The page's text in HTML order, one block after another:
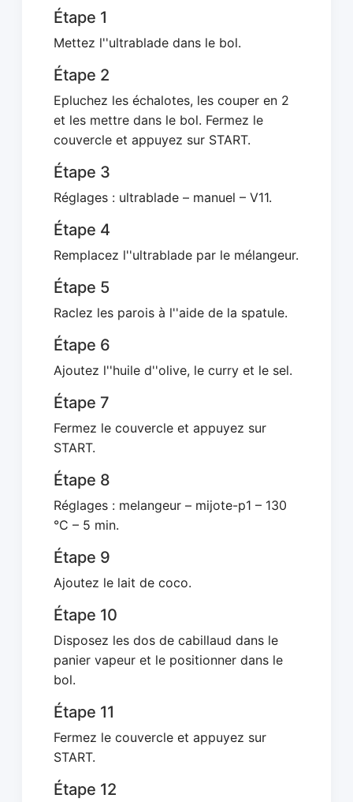
Étape 1
Mettez l''ultrablade dans le bol.
Étape 2
Epluchez les échalotes, les couper en 2
et les mettre dans le bol. Fermez le
couvercle et appuyez sur START.
Étape 3
Réglages : ultrablade – manuel – V11.
Étape 4
Remplacez l''ultrablade par le mélangeur.
Étape 5
Raclez les parois à l''aide de la spatule.
Étape 6
Ajoutez l''huile d''olive, le curry et le sel.
Étape 7
Fermez le couvercle et appuyez sur
START.
Étape 8
Réglages : melangeur – mijote-p1 – 130
°C – 5 min.
Étape 9
Ajoutez le lait de coco.
Étape 10
Disposez les dos de cabillaud dans le
panier vapeur et le positionner dans le
bol.
Étape 11
Fermez le couvercle et appuyez sur
START.
Étape 12